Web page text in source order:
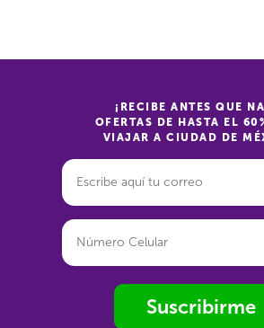
¡RECIBE ANTES QUE
OFERTAS DE HASTA EL
VIAJAR A CIUDAD DE
Suscribirme